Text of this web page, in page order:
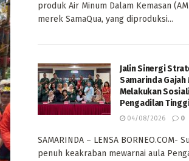
produk Air Minum Dalam Kemasan
merek SamaQua, yang diproduksi...
Jalin Sinergi
Samarinda Gajah
Melakukan
Pengadilan
04/08/2026 0
SAMARINDA – LENSA BORNEO.COM-
penuh keakraban mewarnai aula